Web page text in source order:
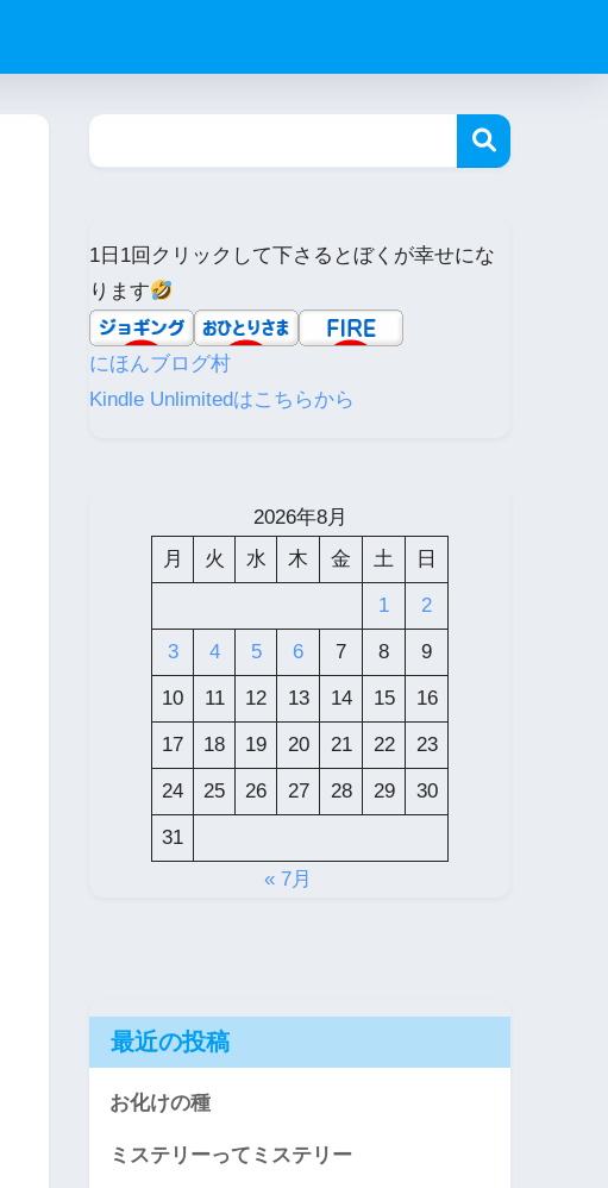
1日1回クリックして下さるとぼくが幸せにな
ります
にほんブログ村
Kindle Unlimitedはこちらから
2026年8月
月
火 水 木 金 土 日
1 2
3 4 5 6 7 8 9
10 11 12 13 14 15 16
17 18 19 20 21 22 23
24 25 26 27 28 29 30
31
« 7月
最近の投稿
お化けの種
ミステリーってミステリー